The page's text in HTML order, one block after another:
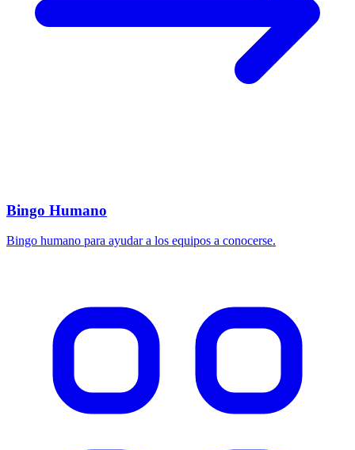
Bingo Humano
Bingo humano para ayudar a los equipos a conocerse.